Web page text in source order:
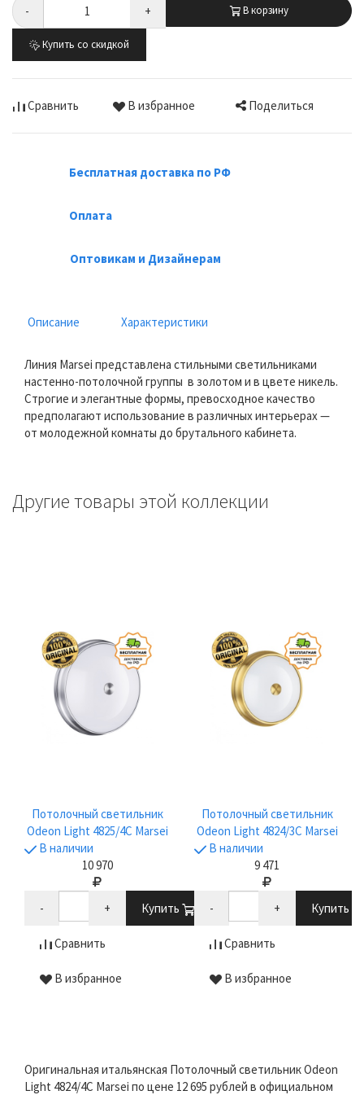
- + В корзину
Купить со скидкой
Сравнить В избранное Поделиться
Бесплатная доставка по РФ
Оплата
Оптовикам и Дизайнерам
Описание Характеристики
Линия Marsei представлена стильными светильниками
настенно-потолочной группы в золотом и в цвете никель.
Строгие и элегантные формы, превосходное качество
предполагают использование в различных интерьерах —
от молодежной комнаты до брутального кабинета.
Другие товары этой коллекции
Потолочный светильник
Odeon Light 4825/4C Marsei
В наличии
10 970
- + Купить
Сравнить
В избранное
Потолочный светильник
Odeon Light 4824/3C Marsei
В наличии
9 471
- + Купить
Сравнить
В избранное
Оригинальная итальянская Потолочный светильник Odeon
Light 4824/4C Marsei по цене 12 695 рублей в официальном